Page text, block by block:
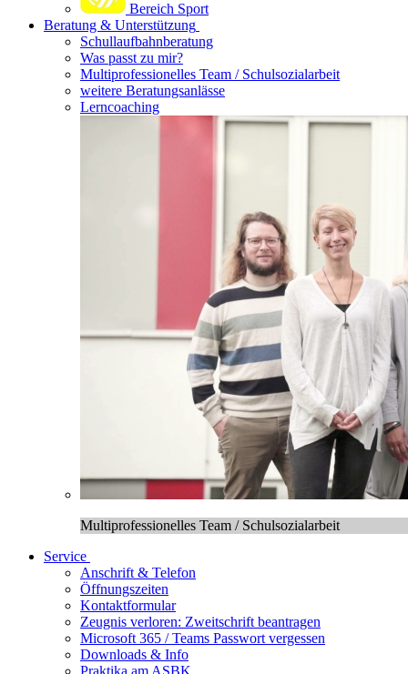
Bereich Sport
Beratung & Unterstützung
Schullaufbahnberatung
Was passt zu mir?
Multipro­fessionelles Team / Schulsozialarbeit
weitere Beratungsanlässe
Lerncoaching
Multiprofessionelles Team / Schulsozialarbeit
Service
Anschrift & Telefon
Öffnungszeiten
Kontaktformular
Zeugnis verloren: Zweitschrift beantragen
Microsoft 365 / Teams Passwort vergessen
Downloads & Info
Praktika am ASBK